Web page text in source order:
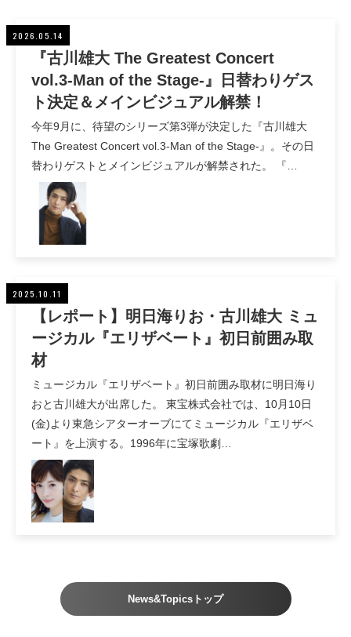
2026.05.14
『古川雄大 The Greatest Concert
vol.3-Man of the Stage-』日替わりゲス
ト決定＆メインビジュアル解禁！
今年9月に、待望のシリーズ第3弾が決定した『古川雄大
The Greatest Concert vol.3-Man of the Stage-』。その日
替わりゲストとメインビジュアルが解禁された。 『…
2025.10.11
【レポート】明日海りお・古川雄大 ミュ
ージカル『エリザベート』初日前囲み取
材
ミュージカル『エリザベート』初日前囲み取材に明日海り
おと古川雄大が出席した。 東宝株式会社では、10月10日
(金)より東急シアターオーブにてミュージカル『エリザベ
ート』を上演する。1996年に宝塚歌劇…
News&Topicsトップ